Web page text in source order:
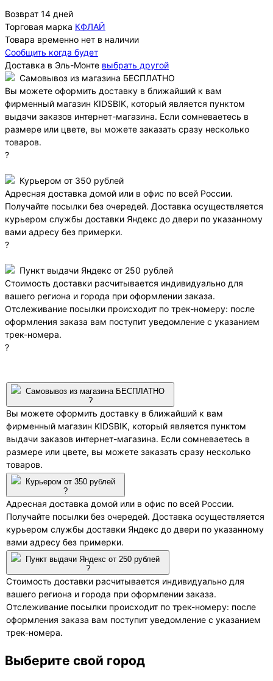
Возврат 14 дней
Торговая марка КФЛАЙ
Товара временно нет в наличии
Сообщить когда будет
Доставка в Эль-Монте выбрать другой
Самовывоз из магазина БЕСПЛАТНО
Вы можете оформить доставку в ближайший к вам
фирменный магазин KIDSBIK, который является пунктом
выдачи заказов интернет-магазина. Если сомневаетесь в
размере или цвете, вы можете заказать сразу несколько
товаров.
?
Курьером от 350 рублей
Адресная доставка домой или в офис по всей России.
Получайте посылки без очередей. Доставка осуществляется
курьером службы доставки Яндекс до двери по указанному
вами адресу без примерки.
?
Пункт выдачи Яндекс от 250 рублей
Стоимость доставки расчитывается индивидуально для
вашего региона и города при оформлении заказа.
Отслеживание посылки происходит по трек-номеру: после
оформления заказа вам поступит уведомление с указанием
трек-номера.
?
Самовывоз из магазина БЕСПЛАТНО
?
Вы можете оформить доставку в ближайший к вам
фирменный магазин KIDSBIK, который является пунктом
выдачи заказов интернет-магазина. Если сомневаетесь в
размере или цвете, вы можете заказать сразу несколько
товаров.
Курьером от 350 рублей
?
Адресная доставка домой или в офис по всей России.
Получайте посылки без очередей. Доставка осуществляется
курьером службы доставки Яндекс до двери по указанному
вами адресу без примерки.
Пункт выдачи Яндекс от 250 рублей
?
Стоимость доставки расчитывается индивидуально для
вашего региона и города при оформлении заказа.
Отслеживание посылки происходит по трек-номеру: после
оформления заказа вам поступит уведомление с указанием
трек-номера.
Выберите свой город